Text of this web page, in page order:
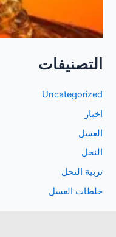
التصنيفات
Uncategorized
اخبار
العسل
النحل
تربية النحل
خلطات العسل